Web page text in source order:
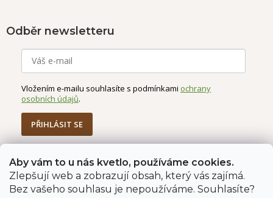
Aby vám to u nás kvetlo, používáme cookies.
Zlepšují web a zobrazují obsah, který vás zajímá.
Bez vašeho souhlasu je nepoužíváme. Souhlasíte?
Odběr newsletteru
Vložením e-mailu souhlasíte s podmínkami ochrany
osobních údajů.
PŘIHLÁSIT SE
Jahodárna Brozany Obchodní podmínky
Podmínky ochrany údajů